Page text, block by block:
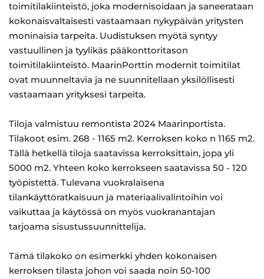
toimitilakiinteistö, joka modernisoidaan ja saneerataan
kokonaisvaltaisesti vastaamaan nykypäivän yritysten
moninaisia tarpeita. Uudistuksen myötä syntyy
vastuullinen ja tyylikäs pääkonttoritason
toimitilakiinteistö. MaarinPorttin modernit toimitilat
ovat muunneltavia ja ne suunnitellaan yksilöllisesti
vastaamaan yrityksesi tarpeita.
Tiloja valmistuu remontista 2024 Maarinportista.
Tilakoot esim. 268 - 1165 m2. Kerroksen koko n 1165 m2.
Tällä hetkellä tiloja saatavissa kerroksittain, jopa yli
5000 m2. Yhteen koko kerrokseen saatavissa 50 - 120
työpistettä. Tulevana vuokralaisena
tilankäyttöratkaisuun ja materiaalivalintoihin voi
vaikuttaa ja käytössä on myös vuokranantajan
tarjoama sisustussuunnittelija.
Tämä tilakoko on esimerkki yhden kokonaisen
kerroksen tilasta johon voi saada noin 50-100